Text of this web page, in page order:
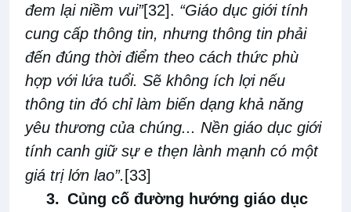
đem lại niềm vui”[32]. “Giáo dục giới tính
cung cấp thông tin, nhưng thông tin phải
đến đúng thời điểm theo cách thức phù
hợp với lứa tuổi. Sẽ không ích lợi nếu
thông tin đó chỉ làm biến dạng khả năng
yêu thương của chúng... Nền giáo dục giới
tính canh giữ sự e thẹn lành mạnh có một
giá trị lớn lao”. [33]
3. Củng cố đường hướng giáo dục